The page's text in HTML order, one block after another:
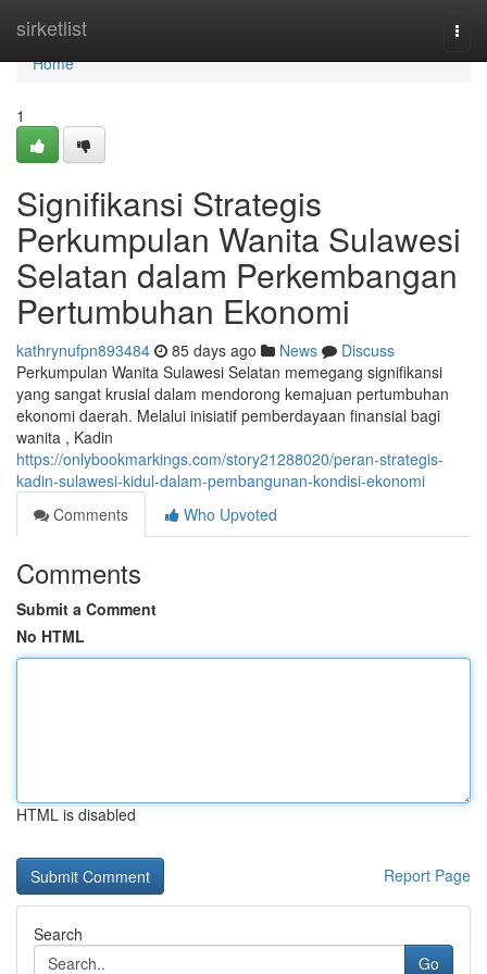
sirketlist
Home
Home
1
Signifikansi Strategis
Perkumpulan Wanita Sulawesi
Selatan dalam Perkembangan
Pertumbuhan Ekonomi
kathrynufpn893484 85 days ago News
Discuss
Perkumpulan Wanita Sulawesi Selatan memegang signifikansi
yang sangat krusial dalam mendorong kemajuan pertumbuhan
ekonomi daerah. Melalui inisiatif pemberdayaan finansial bagi
wanita , Kadin
https://onlybookmarkings.com/story21288020/peran-strategis-
kadin-sulawesi-kidul-dalam-pembangunan-kondisi-ekonomi
Comments
Who Upvoted
Comments
Submit a Comment
No HTML
HTML is disabled
Report Page
Search
Go